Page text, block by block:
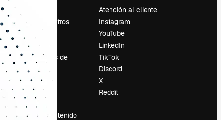
Sobre nosotros
Reviews
Empleo
Tendencias de
Blog
Eventos
Vender contenido
Atención al cliente
Instagram
YouTube
LinkedIn
TikTok
Discord
X
Reddit